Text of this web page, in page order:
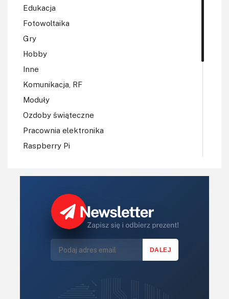
Edukacja
Fotowoltaika
Gry
Hobby
Inne
Komunikacja, RF
Moduły
Ozdoby świąteczne
Pracownia elektronika
Raspberry Pi
Robotyka
Sterowniki silników
Technika μP, μC, PLD
Termometry i termostaty